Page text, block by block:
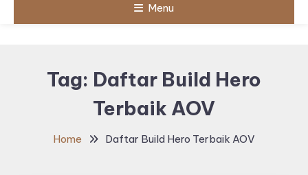
Menu
Tag: Daftar Build Hero
Terbaik AOV
Home Daftar Build Hero Terbaik AOV